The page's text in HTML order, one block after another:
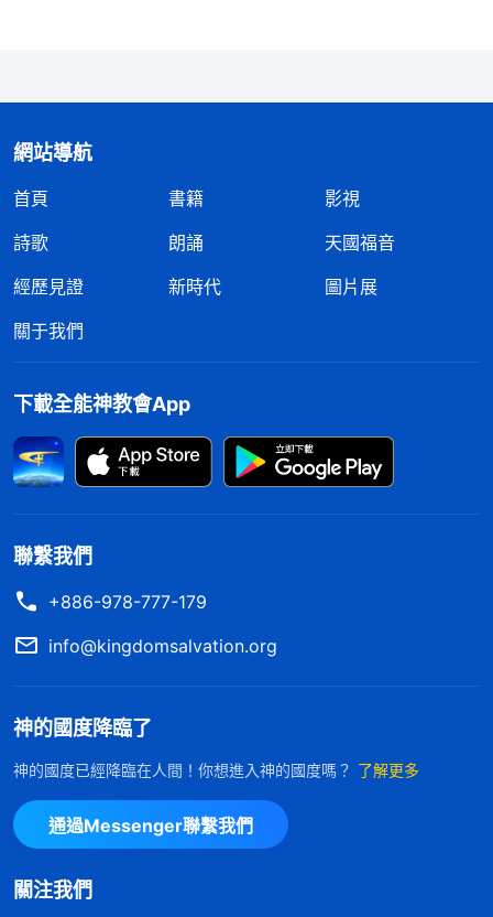
不是為了挣錢而失去了盡本分、跟隨神的機會呢？失
到這個程度，撒但的用心是不是險惡啊？這招是不是
很惡毒啊？
《話・卷二 關于認識神・獨一無二的神自
己 五》
當作救命稻草，當作唯一的依靠，似乎擁有了金錢與
名利人就能持續地活着，就會免去一死，但是當死亡
遠，而人在死亡面前是如此的軟弱無力，如此的不堪
管人擁有多少財富、多高地位，在死亡面前都是一樣
的貧窮與渺小，金錢不能買來生命，名利不能免去人
一死，無論是金錢還是名利都不能使人的壽命延長一
己 三》
從神的話中我明白了，從小我就被灌輸了許
鳥為食亡」「吃得苦中苦，方為人上人」，我就認為
有錢就有一切，就能得到人的高看仰望，活得幸福快
樂，這樣的人生才有意義、有價值，所以我就想賺大
錢、發大財做人上人，我把金錢、名利當成自己的命
網站導航
首頁 書籍
影視
詩歌
朗誦
天國福音
經歷見證
新時代
圖片展
關于我們
下載全能神教會App
聯繫我們
+886-978-777-179
info@kingdomsalvation.org
神的國度降臨了
神的國度已經降臨在人間！你想進入神的國度嗎？ 了解更多
通過Messenger聯繫我們
關注我們